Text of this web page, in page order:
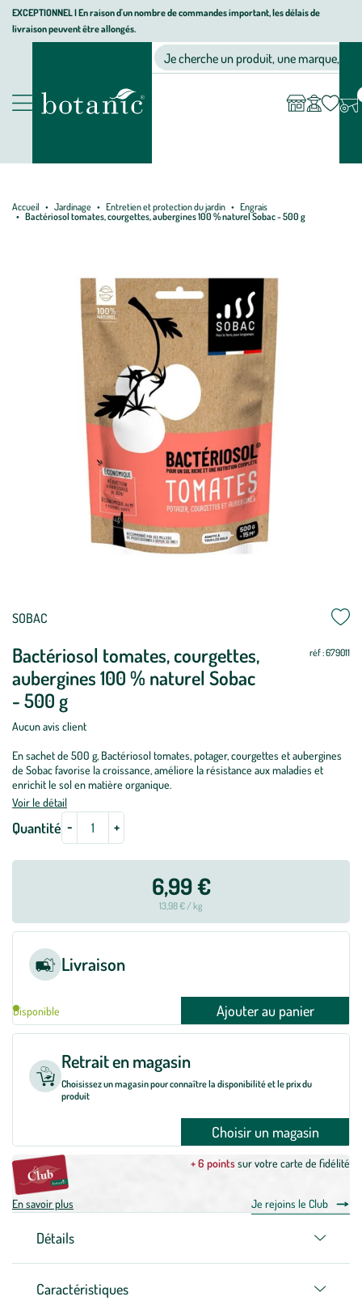
Aller
Aller
au
Aller
au
page
EXCEPTIONNEL I En raison d'un nombre de commandes important, les délais de
livraison peuvent être allongés.
Nos produits
Jardinerie écologique, animalerie, décoration, alimentation bio
Je cherche un produit, une marque, un
compte
Accueil Jardinage Entretien et protection du jardin
Engrais
Bactériosol tomates, courgettes, aubergines 100 % naturel Sobac - 500 g
SOBAC
Bactériosol tomates, courgettes,
aubergines 100 % naturel Sobac
- 500 g
réf : 679011
Aucun avis client
En sachet de 500 g, Bactériosol tomates, potager, courgettes et aubergines
de Sobac favorise la croissance, améliore la résistance aux maladies et
enrichit le sol en matière organique.
Voir le détail
Quantité
Mettre
jour
-
Mettre
jour
+
6,99 €
13,98 € / kg
Livraison
Disponible Ajouter au panier
Retrait en magasin
Choisissez un magasin pour connaître la disponibilité et le prix du
produit
Choisir un magasin
+ 6 pointssur votre carte de fidélité
En savoir plus Je rejoins le Club
Détails
Caractéristiques